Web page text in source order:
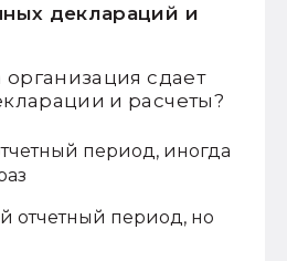
деклараций и
организация сдает
и расчеты?
период, иногда
отчетный период, но